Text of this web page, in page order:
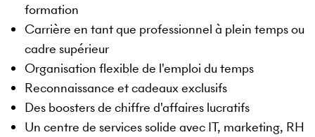
formation
Carrière en tant que professionnel à plein temps ou
cadre supérieur
Organisation flexible de l'emploi du temps
Reconnaissance et cadeaux exclusifs
Des boosters de chiffre d'affaires lucratifs
Un centre de services solide avec IT, marketing, RH